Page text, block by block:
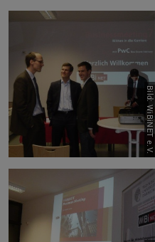
Bild: WiBiNET e.V.